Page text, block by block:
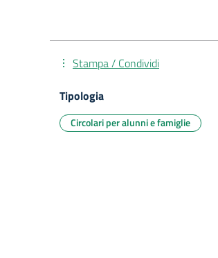
Stampa / Condividi
Tipologia
Circolari per alunni e famiglie